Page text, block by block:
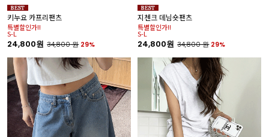
키누요 카프리팬츠
특별할인가!!
S-L
24,800원 34,800원 29%
지첸크 데님숏팬츠
특별할인가!!
S-L
24,800원 34,800원 29%